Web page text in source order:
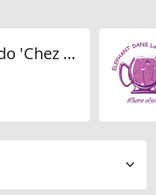
Le nouveau Lido 'Chez Anna'